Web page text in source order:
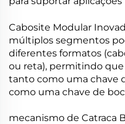
Cabosite Modular
múltiplos segmentos
diferentes formatos
ou reta), permitindo
tanto como uma chave
como uma chave de
mecanismo de Catraca